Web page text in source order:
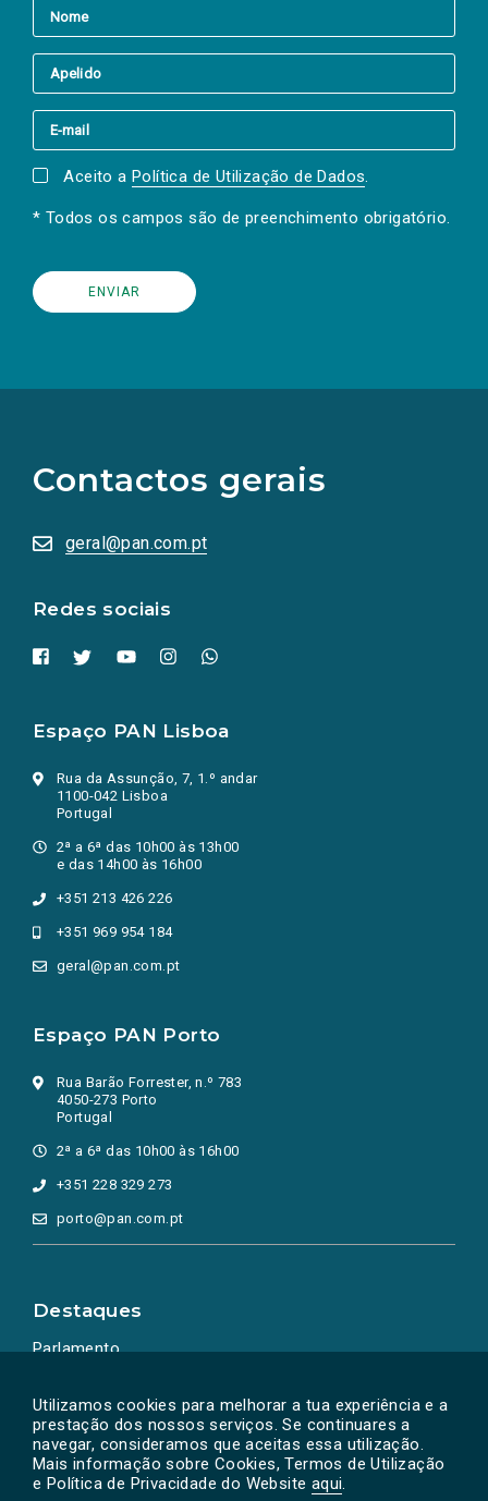
Utilizamos cookies para melhorar a tua experiência e a
prestação dos nossos serviços. Se continuares a
navegar, consideramos que aceitas essa utilização.
Mais informação sobre Cookies, Termos de Utilização
e Política de Privacidade do Website aqui.
Aceito a Política de Utilização de Dados.
* Todos os campos são de preenchimento obrigatório.
Contactos gerais
geral@pan.com.pt
Redes sociais
redes
sociais
numa
nova
Espaço PAN Lisboa
Rua da Assunção, 7, 1.º andar
1100-042 Lisboa
Portugal
2ª a 6ª das 10h00 às 13h00
e das 14h00 às 16h00
+351 213 426 226
+351 969 954 184
geral@pan.com.pt
Espaço PAN Porto
Rua Barão Forrester, n.º 783
4050-273 Porto
Portugal
2ª a 6ª das 10h00 às 16h00
+351 228 329 273
porto@pan.com.pt
Destaques
Parlamento